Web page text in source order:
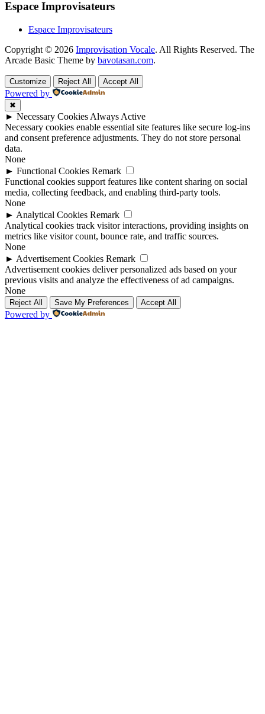
Espace Improvisateurs
Espace Improvisateurs
Copyright © 2026 Improvisation Vocale. All Rights Reserved. The
Arcade Basic Theme by bavotasan.com.
Customize Reject All Accept All
Powered by
✖
► Necessary Cookies Always Active
Necessary cookies enable essential site features like secure log-ins
and consent preference adjustments. They do not store personal
data.
None
► Functional Cookies Remark
Functional cookies support features like content sharing on social
media, collecting feedback, and enabling third-party tools.
None
► Analytical Cookies Remark
Analytical cookies track visitor interactions, providing insights on
metrics like visitor count, bounce rate, and traffic sources.
None
► Advertisement Cookies Remark
Advertisement cookies deliver personalized ads based on your
previous visits and analyze the effectiveness of ad campaigns.
None
Reject All Save My Preferences Accept All
Powered by